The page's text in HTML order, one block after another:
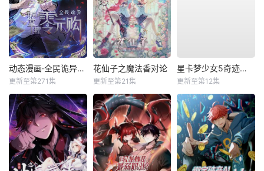
动态漫画·全民诡异：开局掌握零元购
更新至第271集
花仙子之魔法香对论
更新至第21集
星卡梦少女5奇迹绽放
更新至第12集